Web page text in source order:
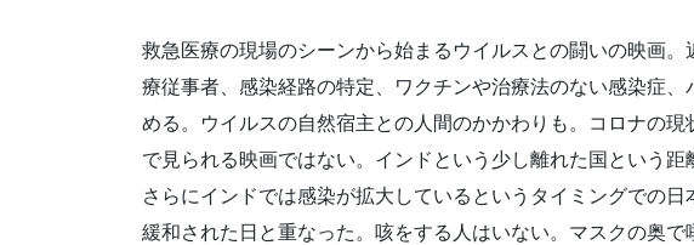
救急医療の現場のシーンから始まるウイルスとの闘いの映画
療従事者、感染経路の特定、ワクチンや治療法のない感染症
める。ウイルスの自然宿主との人間のかかわりも。コロナの
で見られる映画ではない。インドという少し離れた国という距
さらにインドでは感染が拡大しているというタイミングでの
緩和された日と重なった。咳をする人はいない。マスクの奥